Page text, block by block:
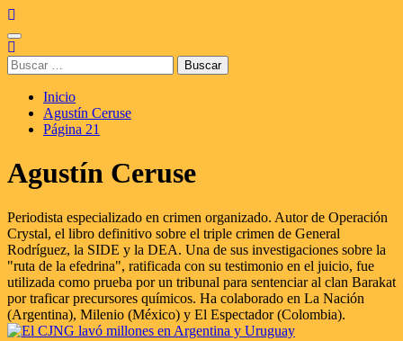
Saltar
al
contenido
Menú
principal
Buscar:
Inicio
Agustín Ceruse
Página 21
Agustín Ceruse
Periodista especializado en crimen organizado. Autor de Operación
Crystal, el libro definitivo sobre el triple crimen de General
Rodríguez, la SIDE y la DEA. Una de sus investigaciones sobre la
"ruta de la efedrina", ratificada con su testimonio en el juicio, fue
utilizada como prueba por un tribunal para sentenciar al clan Barakat
por traficar precursores químicos. Ha colaborado en La Nación
(Argentina), Milenio (México) y El Espectador (Colombia).